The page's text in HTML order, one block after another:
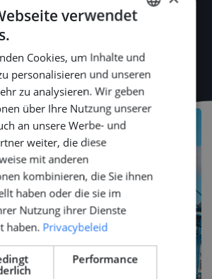
ENGLISH
verwendet
Cookies, um Inhalte und
personalisieren und unseren
zu analysieren. Wir geben
über Ihre Nutzung unserer
an unsere Werbe- und
weiter, die diese
mit anderen
kombinieren, die Sie ihnen
haben oder die sie im
Nutzung ihrer Dienste
haben. Privacybeleid
Performance